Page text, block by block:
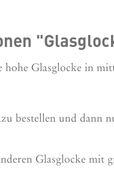
hohe Glasglocke in
bestellen und
Glasglocke mit